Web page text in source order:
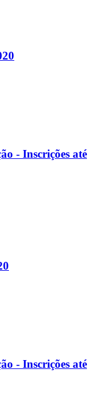
- Inscrições até
- Inscrições até